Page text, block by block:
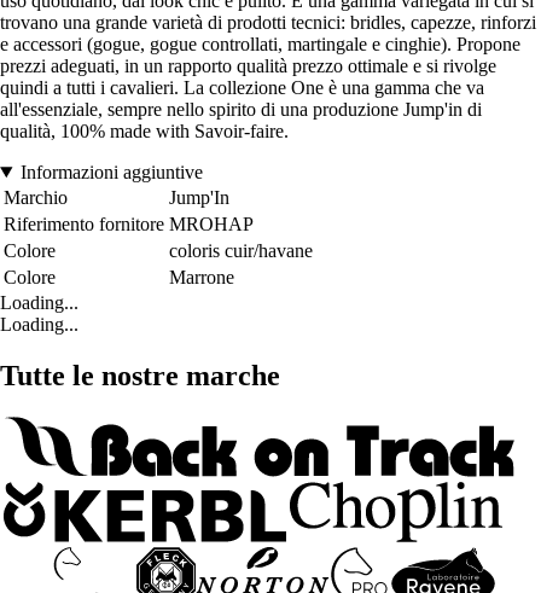
trovano una grande varietà di prodotti tecnici: bridles, capezze, rinforzi
e accessori (gogue, gogue controllati, martingale e cinghie). Propone
prezzi adeguati, in un rapporto qualità prezzo ottimale e si rivolge
quindi a tutti i cavalieri. La collezione One è una gamma che va
all'essenziale, sempre nello spirito di una produzione Jump'in di
qualità, 100% made with Savoir-faire.
Informazioni aggiuntive
Marchio
Jump'In
Riferimento fornitore MROHAP
Colore
coloris cuir/havane
Colore
Marrone
Loading...
Loading...
Tutte le nostre marche